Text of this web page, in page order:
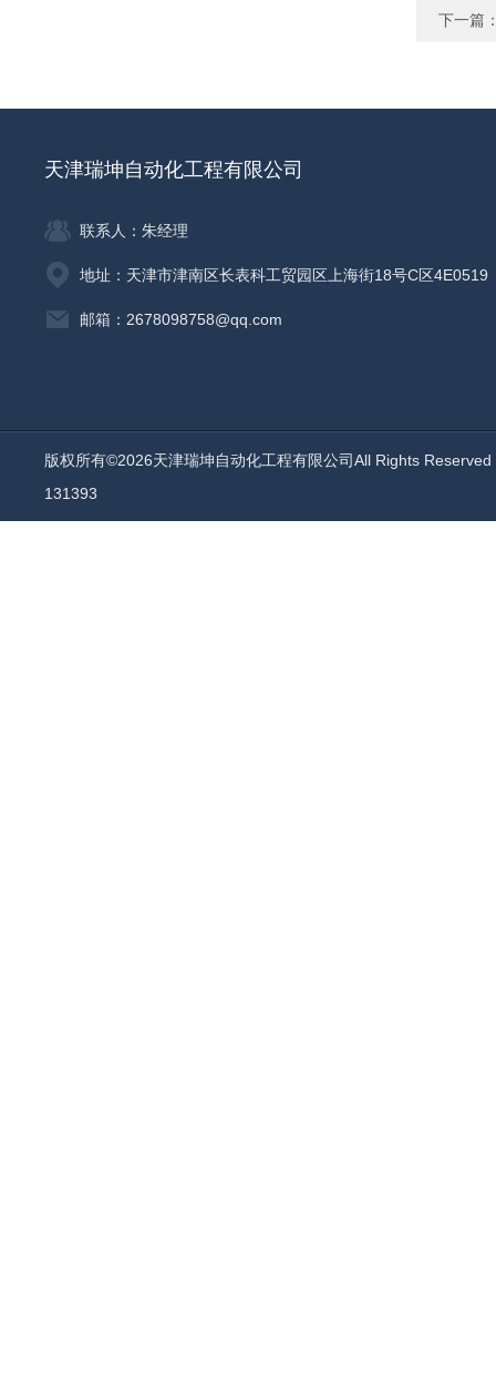
下一篇
天津瑞坤自动化工程有限公司
联系人：朱经理
地址：天津市津南区长表科工贸园区上海街18号C区4E0519
邮箱：2678098758@qq.com
版权所有©2026天津瑞坤自动化工程有限公司All Rights
131393